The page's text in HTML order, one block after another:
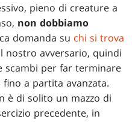
pieno di creature a
non dobbiamo
domanda su chi si trova
nostro avversario, quindi
scambi per far terminare
a partita avanzata.
è di solito un mazzo di
precedente, in